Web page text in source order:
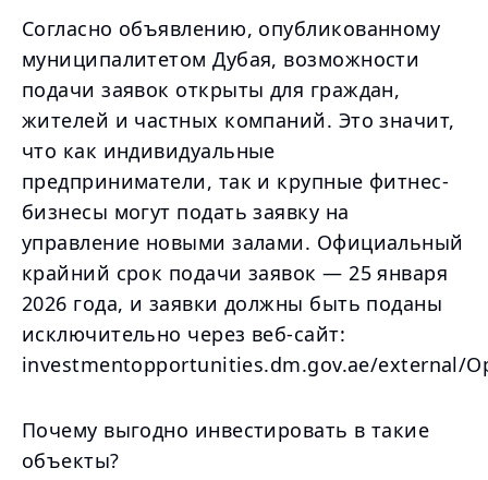
Согласно объявлению, опубликованному
муниципалитетом Дубая, возможности
подачи заявок открыты для граждан,
жителей и частных компаний. Это значит,
что как индивидуальные
предприниматели, так и крупные фитнес-
бизнесы могут подать заявку на
управление новыми залами. Официальный
крайний срок подачи заявок — 25 января
2026 года, и заявки должны быть поданы
исключительно через веб-сайт:
investmentopportunities.dm.gov.ae/external/
Почему выгодно инвестировать в такие
объекты?